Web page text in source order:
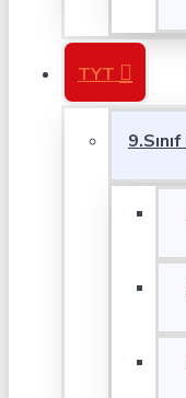
TYT
9.Sınıf